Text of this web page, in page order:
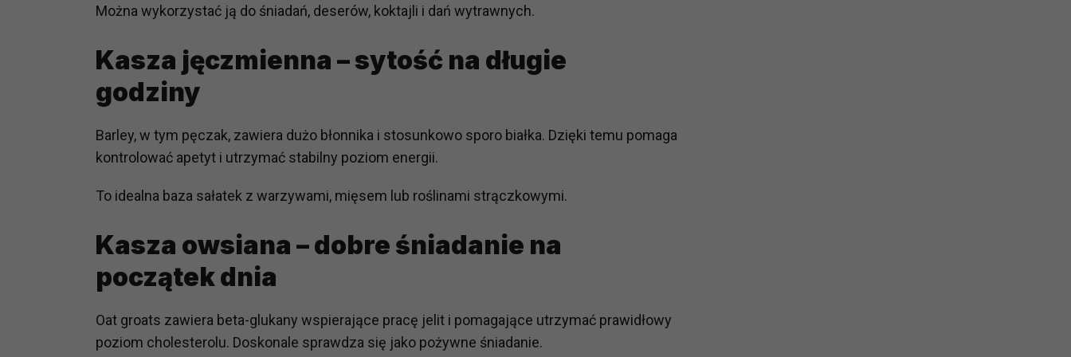
Można wykorzystać ją do śniadań, deserów, koktajli i dań wytrawnych.
Kasza jęczmienna – sytość na długie
godziny
Barley, w tym pęczak, zawiera dużo błonnika i stosunkowo sporo białka. Dzięki temu pomaga
kontrolować apetyt i utrzymać stabilny poziom energii.
To idealna baza sałatek z warzywami, mięsem lub roślinami strączkowymi.
Kasza owsiana – dobre śniadanie na
początek dnia
Oat groats zawiera beta-glukany wspierające pracę jelit i pomagające utrzymać prawidłowy
poziom cholesterolu. Doskonale sprawdza się jako pożywne śniadanie.
prawną dla pomiarów statystycznych i marketingu własnego administratorów jest tzw. uzasadniony interes administratora.
zgody.